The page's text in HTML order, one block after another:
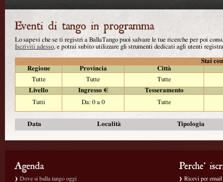
Lo sapevi che se ti registri a BallaTango puoi salvare le tue ricerche per poi
Iscriviti adesso, e potrai subito utilizzare gli strumenti dedicati agli utenti
Stai
Regione
Provincia
Città
Tutte
Tutte
Tutte
Livello
Ingresso €
Tesseramento
Tutti
Da: 0 a 0 Tutte
Data Località Tipologia
Dove si balla tango oggi
Ricevi per